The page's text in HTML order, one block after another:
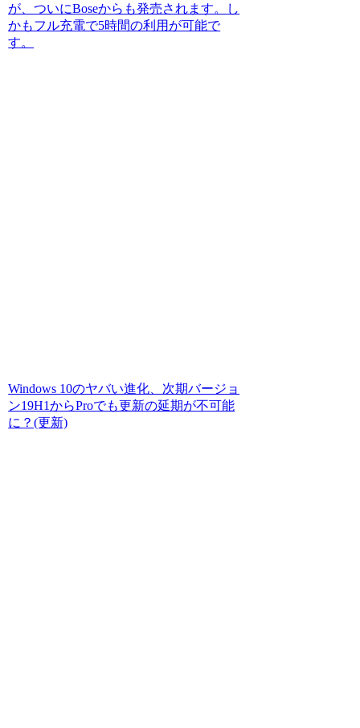
が、ついにBoseからも発売されます。し
かもフル充電で5時間の利用が可能で
す。
Windows 10のヤバい進化、次期バージョ
ン19H1からProでも更新の延期が不可能
に？(更新)